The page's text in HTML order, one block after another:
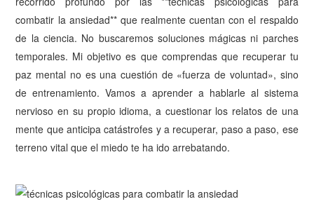
combatir la ansiedad** que realmente cuentan con el respaldo
de la ciencia. No buscaremos soluciones mágicas ni parches
temporales. Mi objetivo es que comprendas que recuperar tu
paz mental no es una cuestión de «fuerza de voluntad», sino
de entrenamiento. Vamos a aprender a hablarle al sistema
nervioso en su propio idioma, a cuestionar los relatos de una
mente que anticipa catástrofes y a recuperar, paso a paso, ese
terreno vital que el miedo te ha ido arrebatando.